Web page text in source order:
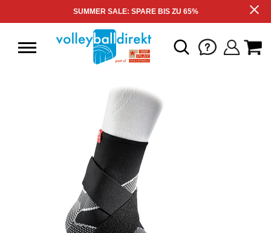
SUMMER SALE: SPARE BIS ZU 65%